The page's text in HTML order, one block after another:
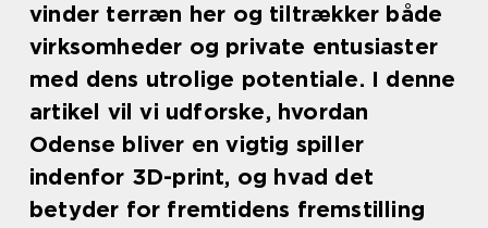
vinder terræn her og tiltrækker både
virksomheder og private entusiaster
med dens utrolige potentiale. I denne
artikel vil vi udforske, hvordan
Odense bliver en vigtig spiller
indenfor 3D-print, og hvad det
betyder for fremtidens fremstilling